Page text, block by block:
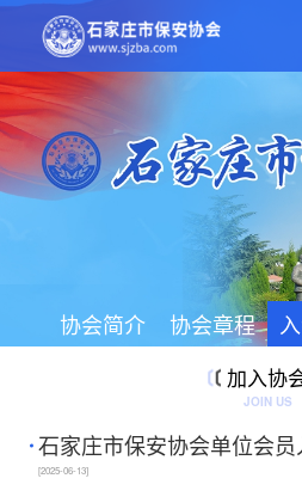
协会简介 协会章程
加入协
JOIN US
石家庄市保安协会单位会
[2025-06-13]